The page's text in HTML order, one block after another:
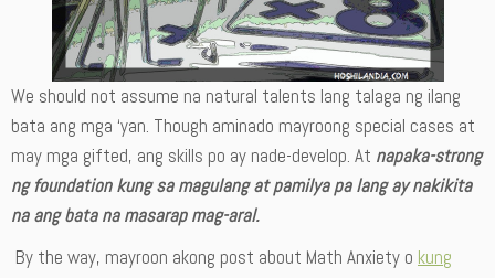
We should not assume na natural talents lang talaga ng ilang
bata ang mga ‘yan. Though aminado mayroong special cases at
may mga gifted, ang skills po ay nade-develop. At napaka-strong
ng foundation kung sa magulang at pamilya pa lang ay nakikita
na ang bata na masarap mag-aral.
By the way, mayroon akong post about Math Anxiety o kung